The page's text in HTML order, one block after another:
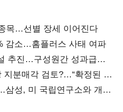
목…선별 장세 이어진다
감소…홈플러스 사태 여파
추진…구성원간 성과급
지분매각 검토?…“확정된 바
성, 미 국립연구소와 개발